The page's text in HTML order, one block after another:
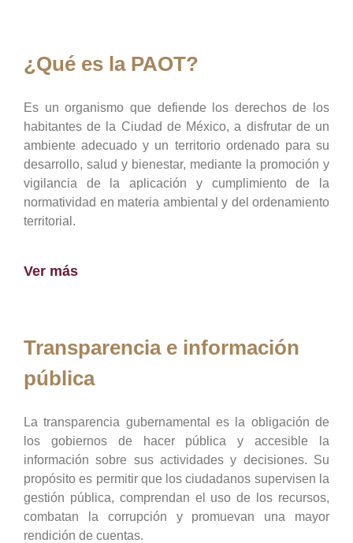
¿Qué es la PAOT?
Es un organismo que defiende los derechos de los
habitantes de la Ciudad de México, a disfrutar de un
ambiente adecuado y un territorio ordenado para su
desarrollo, salud y bienestar, mediante la promoción y
vigilancia de la aplicación y cumplimiento de la
normatividad en materia ambiental y del ordenamiento
territorial.
Ver más
Transparencia e información
pública
La transparencia gubernamental es la obligación de
los gobiernos de hacer pública y accesible la
información sobre sus actividades y decisiones. Su
propósito es permitir que los ciudadanos supervisen la
gestión pública, comprendan el uso de los recursos,
combatan la corrupción y promuevan una mayor
rendición de cuentas.